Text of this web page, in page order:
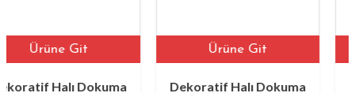
Git
Dokuma
Ürüne Git
Dekoratif Halı Dokuma
Dekoratif